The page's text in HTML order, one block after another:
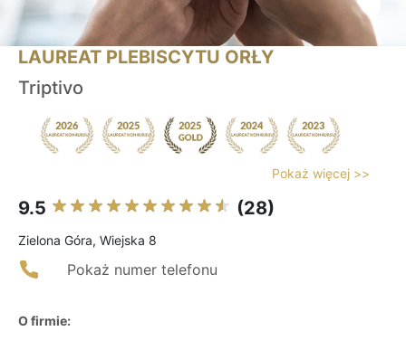
LAUREAT PLEBISCYTU ORŁY
Triptivo
Pokaż więcej >>
9.5 (28)
Zielona Góra, Wiejska 8
Pokaż numer telefonu
O firmie: